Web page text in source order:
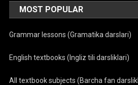
MOST POPULAR
Grammar lessons (Gramatika darslari)
English textbooks (Ingliz tili darsliklari)
All textbook subjects (Barcha fan